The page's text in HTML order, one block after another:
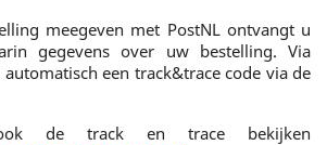
meegeven met PostNL ontvangt u
gegevens over uw bestelling. Via
een track&trace code via de
de track en trace bekijken